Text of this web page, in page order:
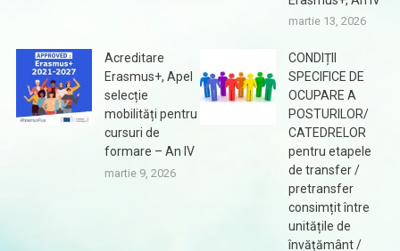
martie 13, 2026
Acreditare
Erasmus+, Apel
selecție
mobilități pentru
cursuri de
formare – An IV
martie 9, 2026
CONDIȚII
SPECIFICE DE
OCUPARE A
POSTURILOR/
CATEDRELOR
pentru etapele
de transfer /
pretransfer
consimțit între
unitățile de
învățământ /